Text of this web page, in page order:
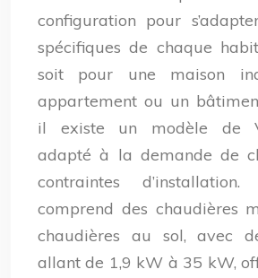
configuration pour
spécifiques de chaque
soit pour une maison
appartement ou un
il existe un modèle de
adapté à la demande de
contraintes
comprend des chaudières
chaudières au sol, avec
allant de 1,9 kW à 35 kW,